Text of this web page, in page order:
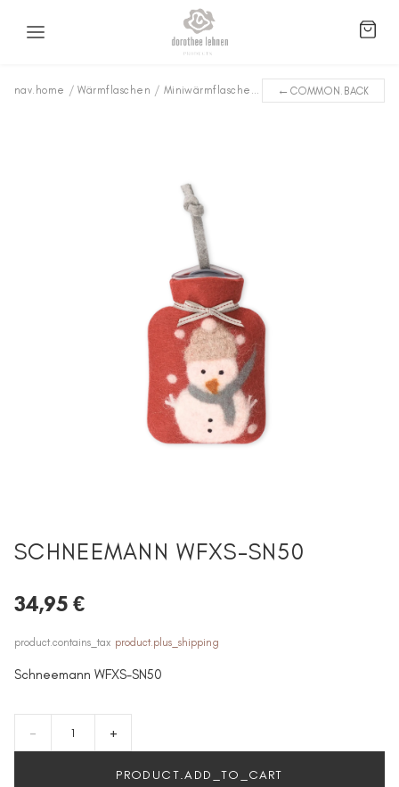
nav.home / Wärmflaschen / Miniwärmflaschen Schneemann WFXS-
←COMMON.BACK
SCHNEEMANN WFXS-SN50
34,95 €
product.contains_tax product.plus_shipping
Schneemann WFXS-SN50
- +
PRODUCT.ADD_TO_CART